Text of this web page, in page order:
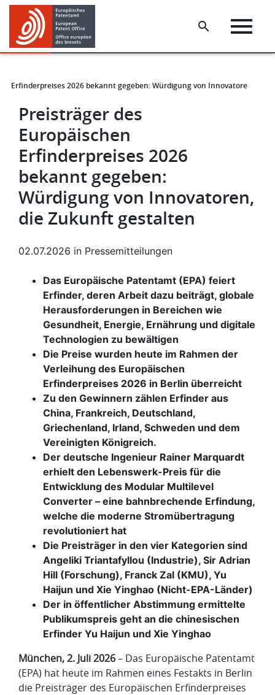
Skip
main
content
Skip
footer
Erfinderpreises 2026 bekannt gegeben: Würdigung von Innovatoren, die
Preisträger des
Europäischen
Erfinderpreises 2026
bekannt gegeben:
Würdigung von Innovatoren,
die Zukunft gestalten
02.07.2026 in Pressemitteilungen
Das Europäische Patentamt (EPA) feiert
Erfinder, deren Arbeit dazu beiträgt, globale
Herausforderungen in Bereichen wie
Gesundheit, Energie, Ernährung und digitale
Technologien zu bewältigen
Die Preise wurden heute im Rahmen der
Verleihung des Europäischen
Erfinderpreises 2026 in Berlin überreicht
Zu den Gewinnern zählen Erfinder aus
China, Frankreich, Deutschland,
Griechenland, Irland, Schweden und dem
Vereinigten Königreich.
Der deutsche Ingenieur Rainer Marquardt
erhielt den Lebenswerk-Preis für die
Entwicklung des Modular Multilevel
Converter – eine bahnbrechende Erfindung,
welche die moderne Stromübertragung
revolutioniert hat
Die Preisträger in den vier Kategorien sind
Angeliki Triantafyllou (Industrie), Sir Adrian
Hill (Forschung), Franck Zal (KMU), Yu
Haijun und Xie Yinghao (Nicht-EPA-Länder)
Der in öffentlicher Abstimmung ermittelte
Publikumspreis geht an die chinesischen
Erfinder Yu Haijun und Xie Yinghao
München, 2. Juli 2026– Das Europäische Patentamt
(EPA) hat heute im Rahmen eines Festakts in Berlin
die Preisträger des Europäischen Erfinderpreises